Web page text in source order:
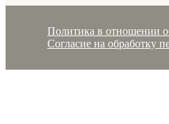
Политика в отношении
Согласие на обработку